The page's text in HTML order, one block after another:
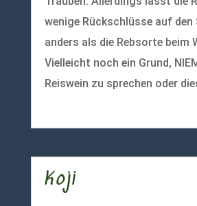
wenige Rückschlüsse auf den
anders als die Rebsorte beim
Vielleicht noch ein Grund,
Reiswein zu sprechen oder
Koji